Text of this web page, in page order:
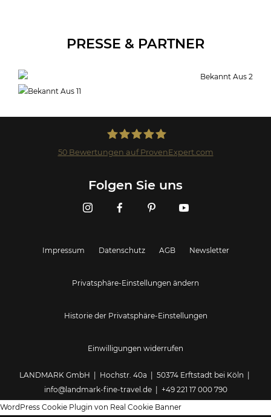
PRESSE & PARTNER
50Bewertungen auf ProvenExpert.com
Folgen Sie uns
Impressum Datenschutz AGB Newsletter
Privatsphäre-Einstellungen ändern
Historie der Privatsphäre-Einstellungen
Einwilligungen widerrufen
LANDMARK GmbH | Hochstr. 40a | 50374 Erftstadt bei Köln |
info@landmark-fine-travel.de| +49 221 17 000 790
WordPress Cookie Plugin von Real Cookie Banner